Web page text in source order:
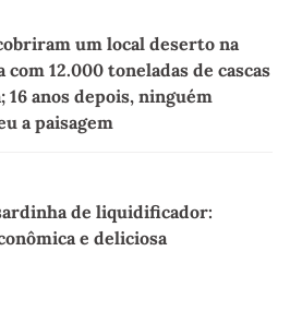
um local deserto na
com 12.000 toneladas de cascas
16 anos depois, ninguém
a paisagem
de liquidificador:
e deliciosa